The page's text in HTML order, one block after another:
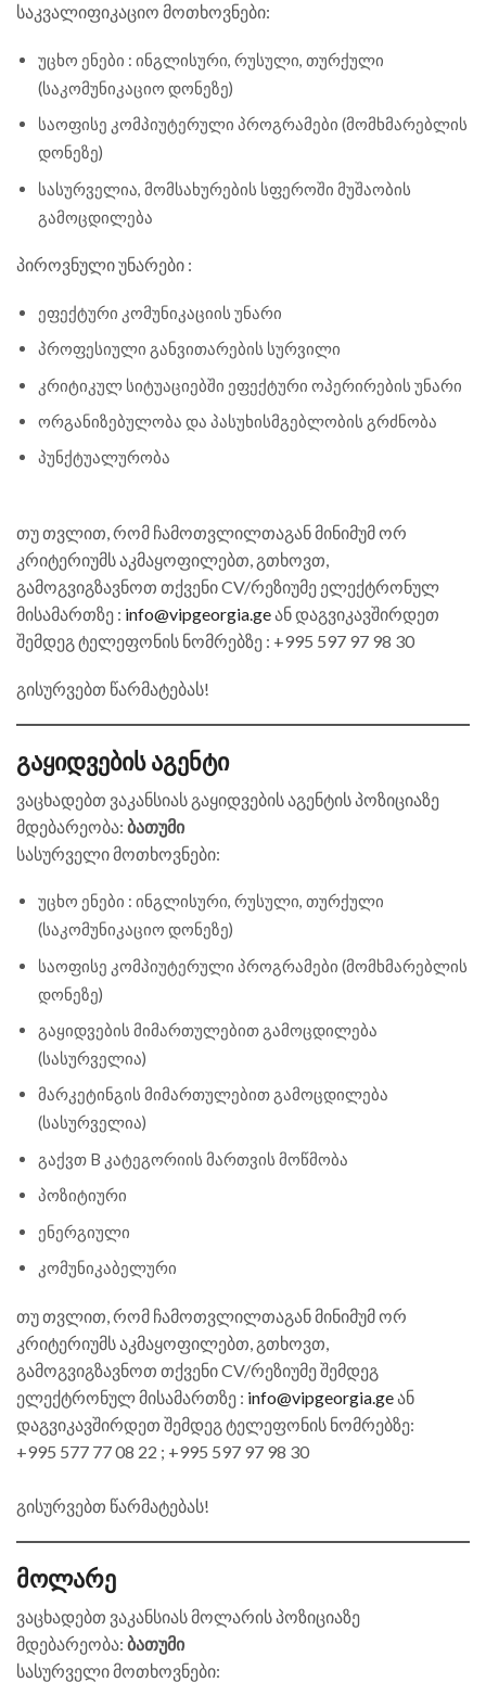
საკვალიფიკაციო მოთხოვნები:
უცხო ენები : ინგლისური, რუსული, თურქული
(საკომუნიკაციო დონეზე)
საოფისე კომპიუტერული პროგრამები (მომხმარებლის
დონეზე)
სასურველია, მომსახურების სფეროში მუშაობის
გამოცდილება
პიროვნული უნარები :
ეფექტური კომუნიკაციის უნარი
პროფესიული განვითარების სურვილი
კრიტიკულ სიტუაციებში ეფექტური ოპერირების უნარი
ორგანიზებულობა და პასუხისმგებლობის გრძნობა
პუნქტუალურობა
თუ თვლით, რომ ჩამოთვლილთაგან მინიმუმ ორ
კრიტერიუმს აკმაყოფილებთ, გთხოვთ,
გამოგვიგზავნოთ თქვენი CV/რეზიუმე ელექტრონულ
მისამართზე : info@vipgeorgia.geან დაგვიკავშირდეთ
შემდეგ ტელეფონის ნომრებზე : +995 597 97 98 30
გისურვებთ წარმატებას!
გაყიდვების აგენტი
ვაცხადებთ ვაკანსიას გაყიდვების აგენტის პოზიციაზე
მდებარეობა: ბათუმი
სასურველი მოთხოვნები:
უცხო ენები : ინგლისური, რუსული, თურქული
(საკომუნიკაციო დონეზე)
საოფისე კომპიუტერული პროგრამები (მომხმარებლის
დონეზე)
გაყიდვების მიმართულებით გამოცდილება
(სასურველია)
მარკეტინგის მიმართულებით გამოცდილება
(სასურველია)
გაქვთ B კატეგორიის მართვის მოწმობა
პოზიტიური
ენერგიული
კომუნიკაბელური
თუ თვლით, რომ ჩამოთვლილთაგან მინიმუმ ორ
კრიტერიუმს აკმაყოფილებთ, გთხოვთ,
გამოგვიგზავნოთ თქვენი CV/რეზიუმე შემდეგ
ელექტრონულ მისამართზე : info@vipgeorgia.geან
დაგვიკავშირდეთ შემდეგ ტელეფონის ნომრებზე:
+995 577 77 08 22 ; +995 597 97 98 30
გისურვებთ წარმატებას!
მოლარე
ვაცხადებთ ვაკანსიას მოლარის პოზიციაზე
მდებარეობა: ბათუმი
სასურველი მოთხოვნები: